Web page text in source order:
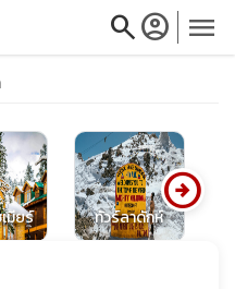
searchaccount_circle menu
close
มียร์ ทัวร์ลาดักห์
arrow_circle_right